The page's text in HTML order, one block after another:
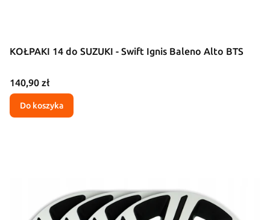
KOŁPAKI 14 do SUZUKI - Swift Ignis Baleno Alto BTS
Cena
140,90 zł
Do koszyka